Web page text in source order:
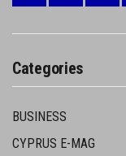
Categories
BUSINESS
CYPRUS E-MAG